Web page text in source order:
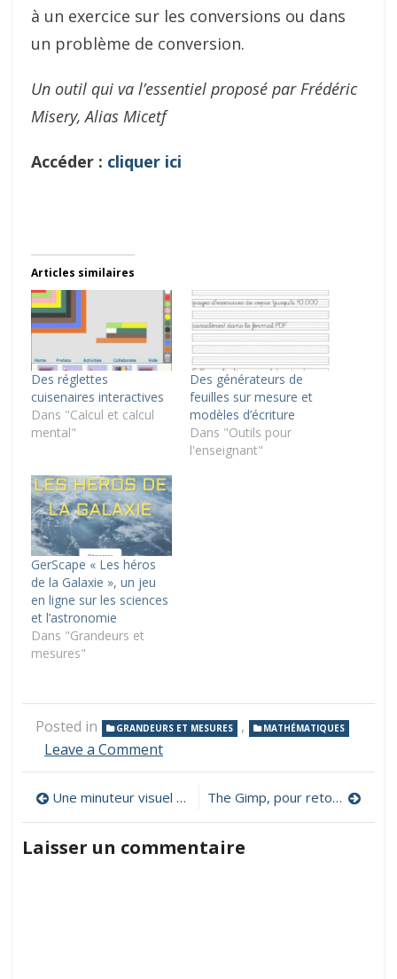
à un exercice sur les conversions ou dans
un problème de conversion.
Un outil qui va l’essentiel proposé par Frédéric
Misery, Alias Micetf
Accéder : cliquer ici
Articles similaires
Des réglettes
cuisenaires interactives
Dans "Calcul et calcul
mental"
Des générateurs de
feuilles sur mesure et
modèles d’écriture
Dans "Outils pour
l'enseignant"
GerScape « Les héros
de la Galaxie », un jeu
en ligne sur les sciences
et l’astronomie
Dans "Grandeurs et
mesures"
Posted in GRANDEURS ET MESURES , MATHÉMATIQUES
Leave a Commenton
unités
de
mesure
Navigation
de
l’article
Une minuteur visuel pour décompter le temps en classe The Gimp, pour retoucher ses photos
Laisser un commentaire